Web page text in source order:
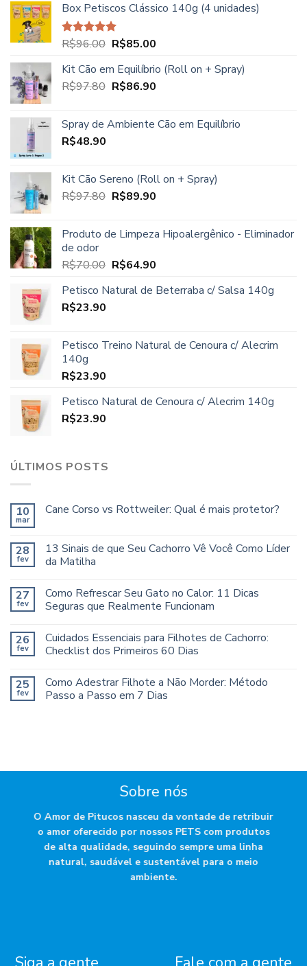
original
era:
R$23.90.
atual
R$21.90.
Box Petiscos Clássico 140g (4 unidades)
Avaliação
R$96.00 O
original
era:
R$85.00O
atual
é:
Kit Cão em Equilíbrio (Roll on + Spray)
R$97.80 O
era:
R$86.90O
é:
Spray de Ambiente Cão em Equilíbrio
R$48.90
Kit Cão Sereno (Roll on + Spray)
R$97.80 O
era:
R$89.90O
é:
Produto de Limpeza Hipoalergênico - Eliminador
de odor
R$70.00 O
original
R$64.90O
atual
Petisco Natural de Beterraba c/ Salsa 140g
R$23.90
Petisco Treino Natural de Cenoura c/ Alecrim
140g
R$23.90
Petisco Natural de Cenoura c/ Alecrim 140g
R$23.90
ÚLTIMOS POSTS
10
mar
Cane Corso vs Rottweiler: Qual é mais protetor?
28
fev
13 Sinais de que Seu Cachorro Vê Você Como Líder
da Matilha
27
fev
Como Refrescar Seu Gato no Calor: 11 Dicas
Seguras que Realmente Funcionam
26
fev
Cuidados Essenciais para Filhotes de Cachorro:
Checklist dos Primeiros 60 Dias
25
fev
Como Adestrar Filhote a Não Morder: Método
Passo a Passo em 7 Dias
Sobre nós
O Amor de Pitucos nasceu da vontade de retribuir
o amor oferecido por nossos PETS com produtos
de alta qualidade, seguindo sempre uma linha
natural, saudável e sustentável para o meio
ambiente.